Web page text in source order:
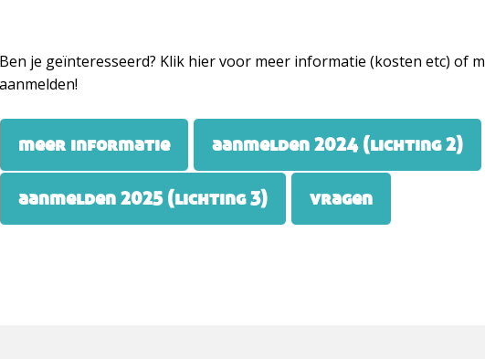
Ben je geïnteresseerd? Klik hier voor meer informatie (kosten etc) of
aanmelden!
meer informatie aanmelden 2024 (lichting 2)
aanmelden 2025 (lichting 3) vragen